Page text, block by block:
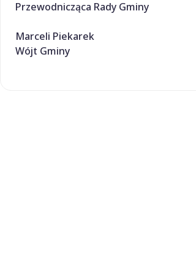
Przewodnicząca Rady Gminy
Marceli Piekarek
Wójt Gminy